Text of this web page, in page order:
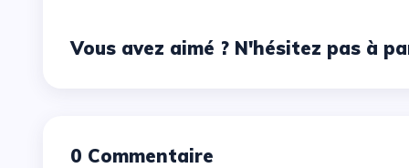
Vous avez aimé ? N'hésitez pas à
0 Commentaire